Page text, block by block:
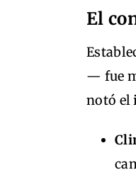
El
— fue
notó el